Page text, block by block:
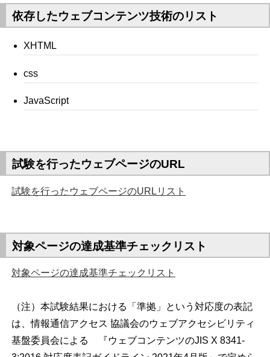
依存したウェブコンテンツ技術のリスト
XHTML
css
JavaScript
試験を行ったウェブページのURL
試験を行ったウェブページのURLリスト
対象ページの達成基準チェックリスト
対象ページの達成基準チェックリスト
（注）本試験結果における「準拠」という対応度の表記
は、情報通信アクセス 協議会のウェブアクセシビリティ
基盤委員会による 『ウェブコンテンツのJIS X 8341-